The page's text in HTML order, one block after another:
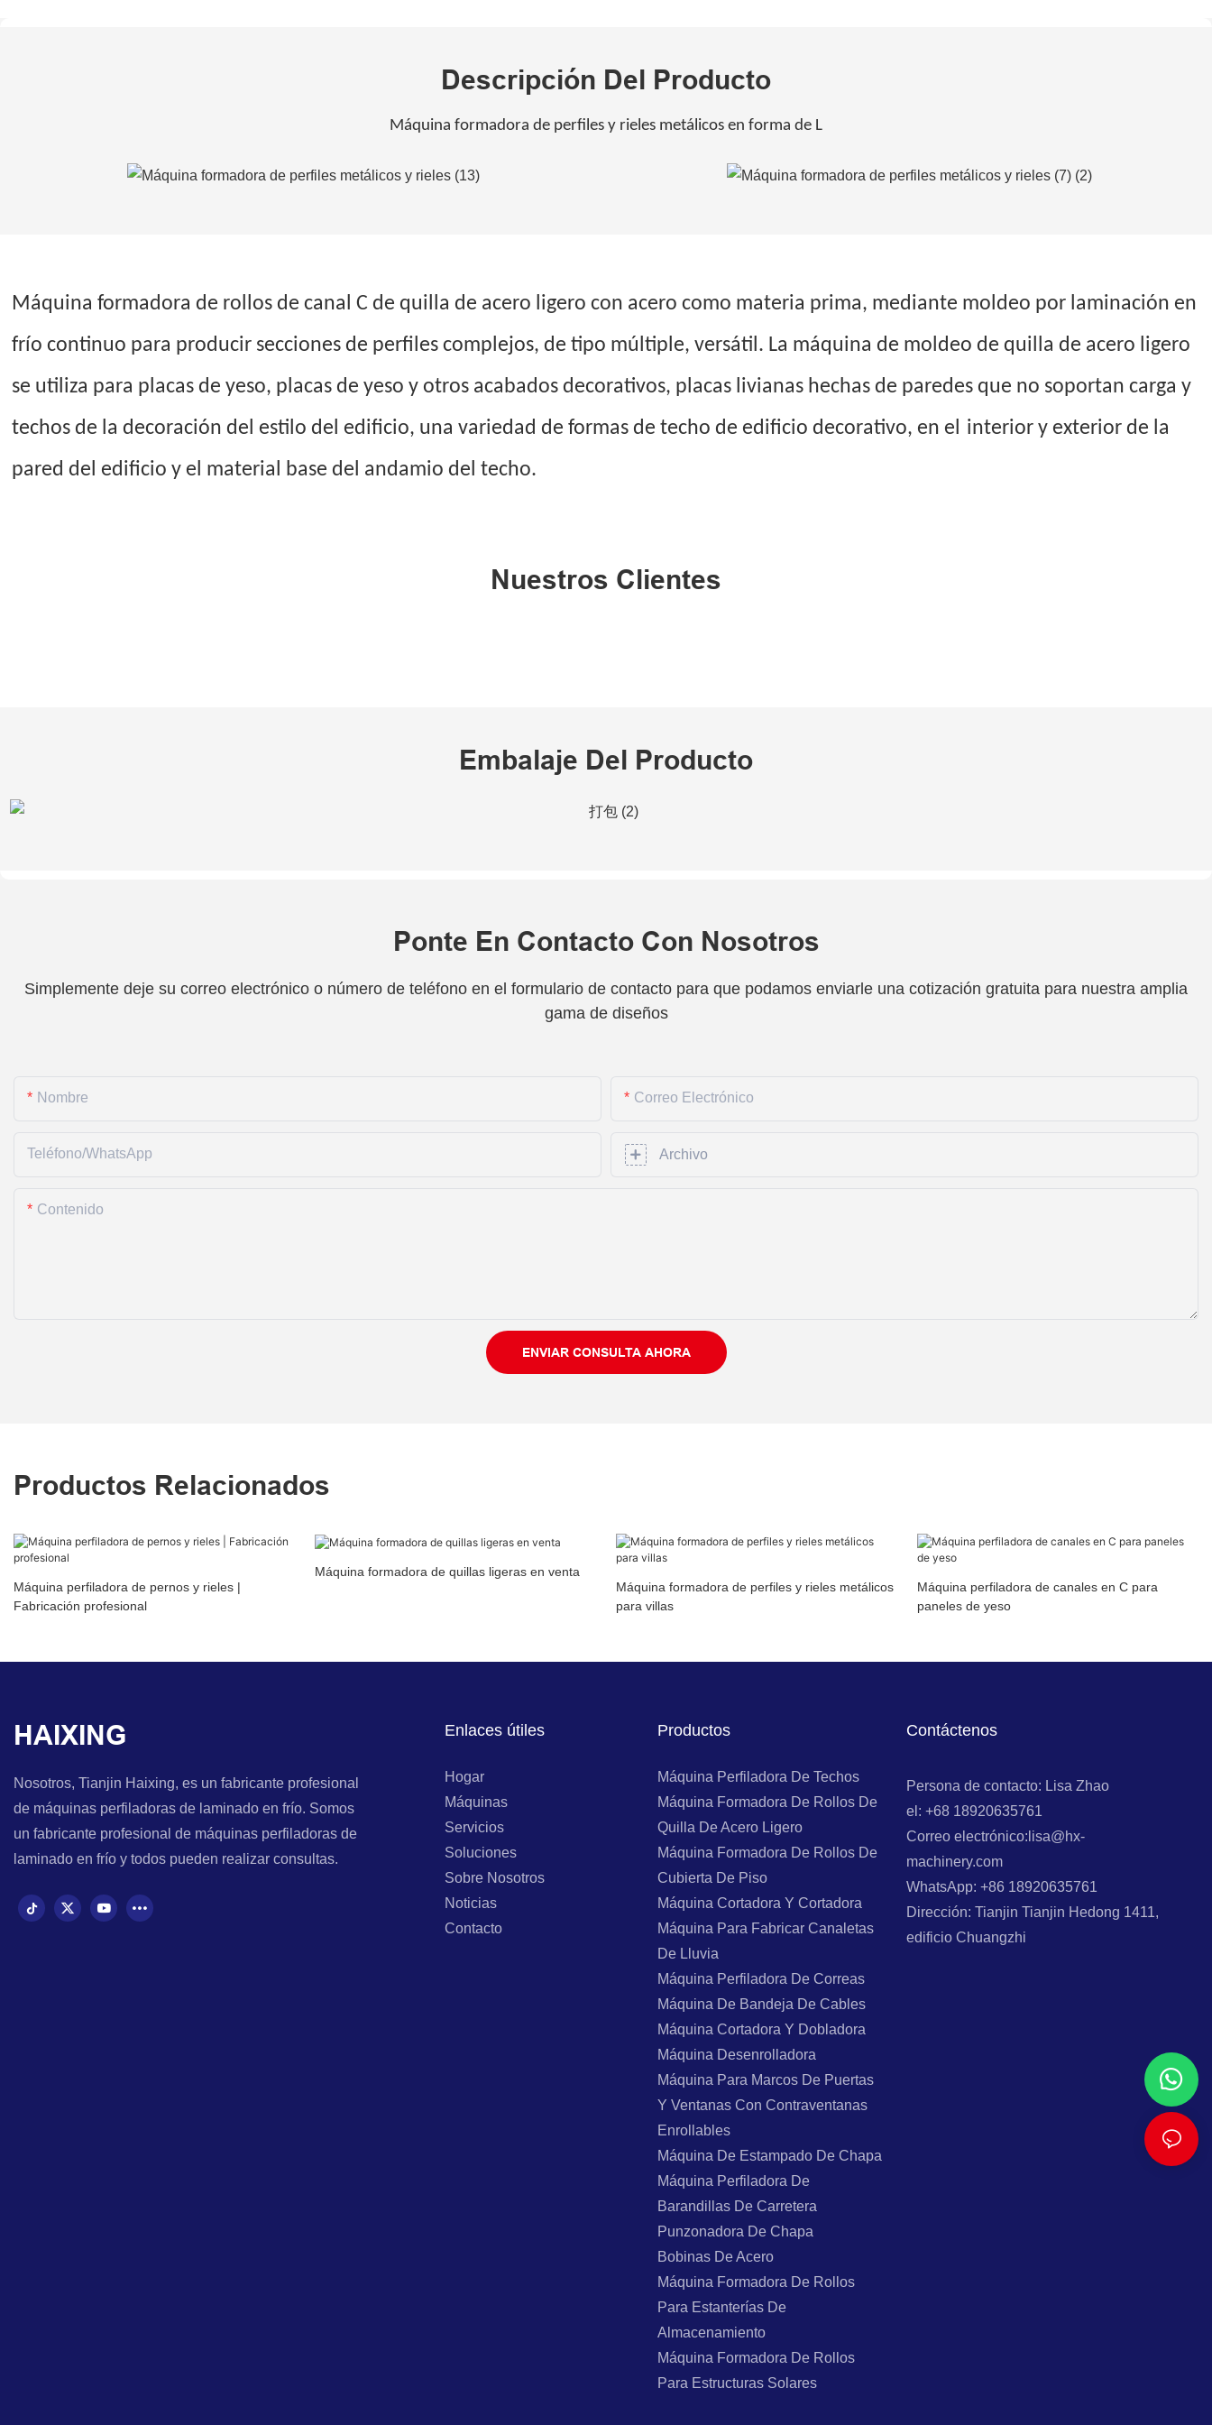
Descripción Del Producto
Máquina formadora de perfiles y rieles metálicos en forma de L
Máquina formadora de rollos de canal C de quilla de acero ligero con acero como materia prima, mediante moldeo por laminación en
frío continuo para producir secciones de perfiles complejos, de tipo múltiple, versátil. La máquina de moldeo de quilla de acero ligero
se utiliza para placas de yeso, placas de yeso y otros acabados decorativos, placas livianas hechas de paredes que no soportan carga y
techos de la decoración del estilo del edificio, una variedad de formas de techo de edificio decorativo, en el interior y exterior de la
pared del edificio y el material base del andamio del techo.
Nuestros Clientes
Embalaje Del Producto
Ponte En Contacto Con Nosotros
Simplemente deje su correo electrónico o número de teléfono en el formulario de contacto para que podamos enviarle una cotización gratuita para nuestra amplia
gama de diseños
Nombre Correo Electrónico
Teléfono/WhatsApp Archivo
Contenido
ENVIAR CONSULTA AHORA
Productos Relacionados
Máquina perfiladora de pernos y rieles |
Fabricación profesional
Máquina formadora de quillas ligeras en venta
Máquina formadora de perfiles y rieles metálicos
para villas
Máquina perfiladora de canales en C para
paneles de yeso
HAIXING
Nosotros, Tianjin Haixing, es un fabricante profesional
de máquinas perfiladoras de laminado en frío. Somos
un fabricante profesional de máquinas perfiladoras de
laminado en frío y todos pueden realizar consultas.
Enlaces útiles
Hogar
Máquinas
Servicios
Soluciones
Sobre Nosotros
Noticias
Contacto
Productos
Máquina Perfiladora De Techos
Máquina Formadora De Rollos De
Quilla De Acero Ligero
Máquina Formadora De Rollos De
Cubierta De Piso
Máquina Cortadora Y Cortadora
Máquina Para Fabricar Canaletas
De Lluvia
Máquina Perfiladora De Correas
Máquina De Bandeja De Cables
Máquina Cortadora Y Dobladora
Máquina Desenrolladora
Máquina Para Marcos De Puertas
Y Ventanas Con Contraventanas
Enrollables
Máquina De Estampado De Chapa
Máquina Perfiladora De
Barandillas De Carretera
Punzonadora De Chapa
Bobinas De Acero
Máquina Formadora De Rollos
Para Estanterías De
Almacenamiento
Máquina Formadora De Rollos
Para Estructuras Solares
Contáctenos
Persona de contacto: Lisa Zhao
el: +68 18920635761
Correo electrónico:lisa@hx-
machinery.com
WhatsApp: +86 18920635761
Dirección: Tianjin Tianjin Hedong 1411,
edificio Chuangzhi